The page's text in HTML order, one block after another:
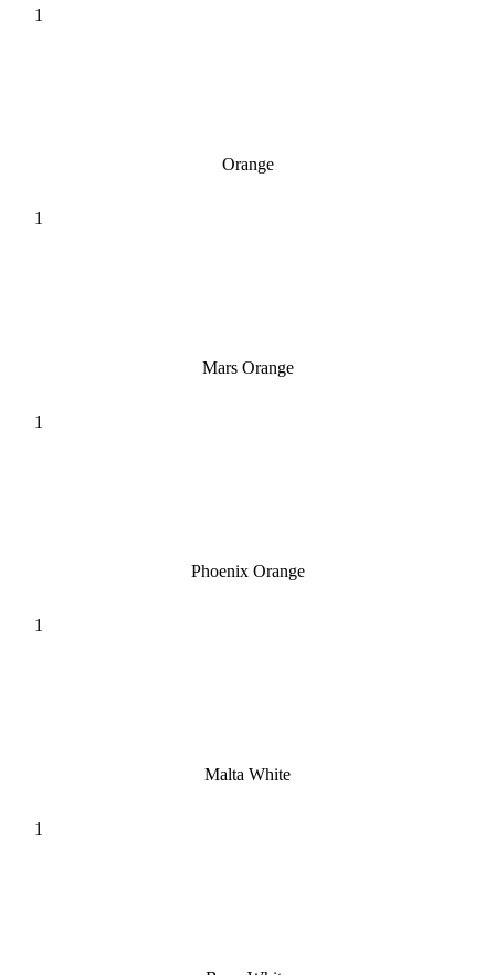
Orange
Mars Orange
Phoenix Orange
Malta White